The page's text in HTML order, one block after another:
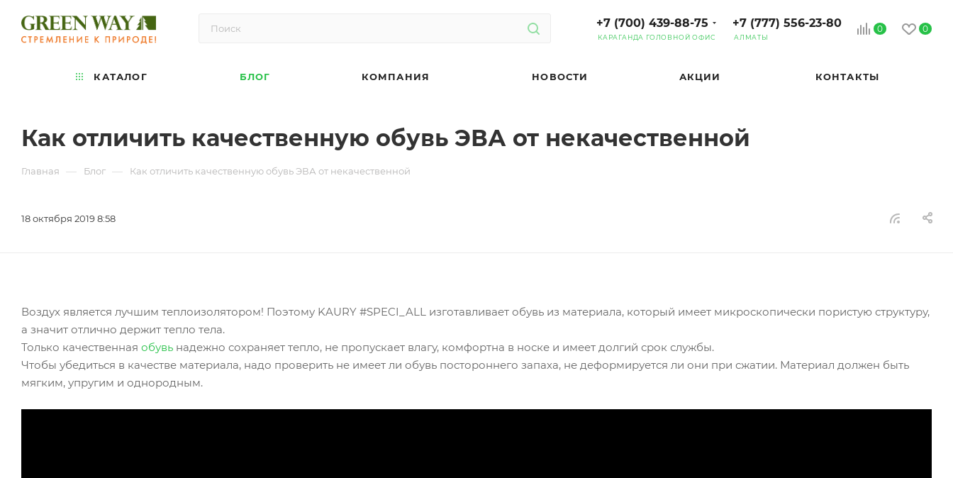
0 0
+7 (777) 556-23-80
АЛМАТЫ
+7 (700) 439-88-75
КАРАГАНДА ГОЛОВНОЙ ОФИС
КАТАЛОГ БЛОГ КОМПАНИЯ НОВОСТИ АКЦИИ КОНТАКТЫ
Как отличить качественную обувь ЭВА от некачественной
Главная — Блог — Как отличить качественную обувь ЭВА от некачественной
18 октября 2019 8:58
Воздух является лучшим теплоизолятором! Поэтому KAURY #SPECI_ALL изготавливает обувь из материала, который имеет микроскопически пористую структуру,
а значит отлично держит тепло тела.
Только качественная обувь надежно сохраняет тепло, не пропускает влагу, комфортна в носке и имеет долгий срок службы.
Чтобы убедиться в качестве материала, надо проверить не имеет ли обувь постороннего запаха, не деформируется ли они при сжатии. Материал должен быть
мягким, упругим и однородным.